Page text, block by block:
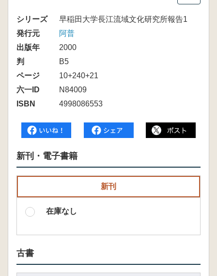
シリーズ
早稲田大学長江流域文化研究所報告1
発行元
阿普
出版年
2000
判
B5
ページ
10+240+21
六一ID
N84009
ISBN
4998086553
新刊・電子書籍
新刊
在庫なし
古書